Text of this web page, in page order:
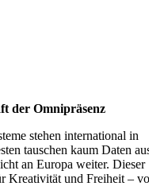
der Omnipräsenz
stehen international in
tauschen kaum Daten
an Europa weiter. Dieser
Kreativität und Freiheit –